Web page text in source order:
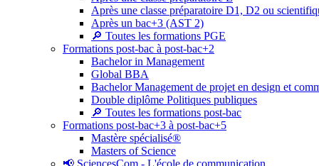
Après une classe préparatoire D1, D2 ou
Après un bac+3 (AST 2)
🔎 Toutes les formations PGE
Formations post-bac à post-bac+2
Bachelor in Management
Global BBA
Bachelor Management de projet en design et
Double diplôme Politiques publiques
🔎 Toutes les formations post-bac
Formations post-bac+3 à post-bac+5
Mastère spécialisé®
Masters of Science
📢 SciencesCom - L'école de communication